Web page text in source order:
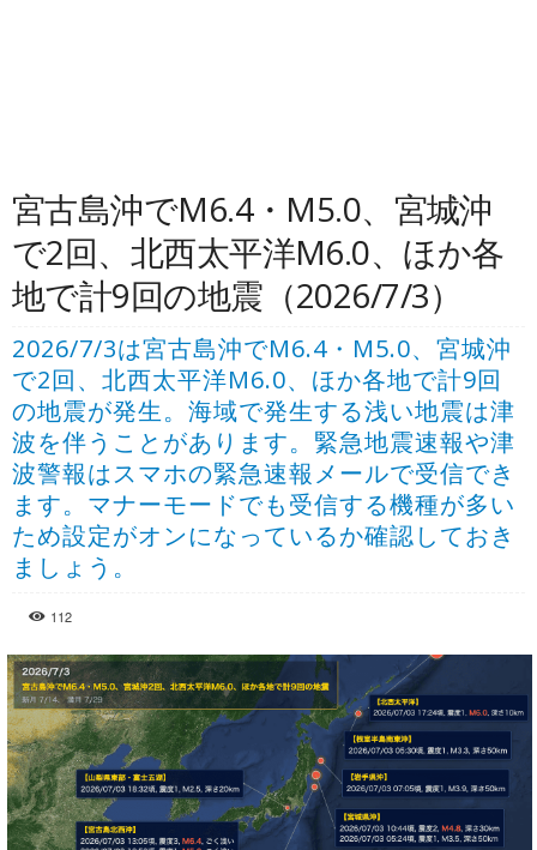
宮古島沖でM6.4・M5.0、宮城沖
で2回、北西太平洋M6.0、ほか各
地で計9回の地震（2026/7/3）
2026/7/3は宮古島沖でM6.4・M5.0、宮城沖
で2回、北西太平洋M6.0、ほか各地で計9回
の地震が発生。海域で発生する浅い地震は津
波を伴うことがあります。緊急地震速報や津
波警報はスマホの緊急速報メールで受信でき
ます。マナーモードでも受信する機種が多い
ため設定がオンになっているか確認しておき
ましょう。
112